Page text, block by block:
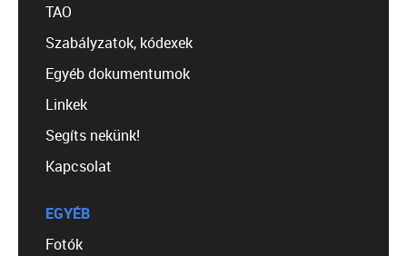
TAO
Szabályzatok, kódexek
Egyéb dokumentumok
Linkek
Segíts nekünk!
Kapcsolat
EGYÉB
Fotók